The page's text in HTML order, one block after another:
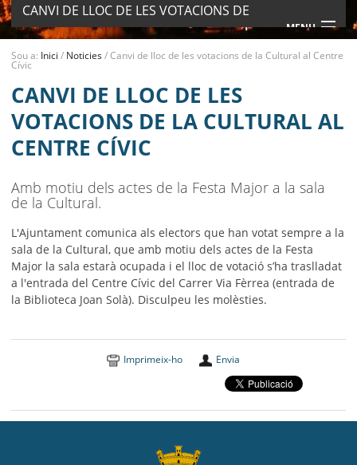
CANVI DE LLOC DE LES VOTACIONS DE
LA CULTURAL AL CENTRE CÍVIC
MENU
MUNICIPI
SEU ELECTRÒNICA
BELL-LLOC SOLUCIONA
Sou a: Inici / Noticies/Canvi de lloc de les votacions de la Cultural al Centre
Cívic
CANVI DE LLOC DE LES
VOTACIONS DE LA CULTURAL AL
CENTRE CÍVIC
Amb motiu dels actes de la Festa Major a la sala
de la Cultural.
L'Ajuntament comunica als electors que han votat sempre a la
sala de la Cultural, que amb motiu dels actes de la Festa
Major la sala estarà ocupada i el lloc de votació s’ha traslladat
a l'entrada del Centre Cívic del Carrer Via Fèrrea (entrada de
la Biblioteca Joan Solà). Disculpeu les molèsties.
Imprimeix-ho Envia